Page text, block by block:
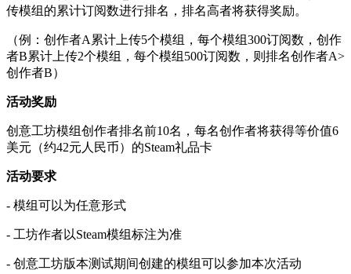
传模组的累计订阅数进行排名，排名高者将获得奖励。
（例：创作者A累计上传5个模组，每个模组300订阅数，创作
者B累计上传2个模组，每个模组500订阅数，则排名创作者A>
创作者B）
活动奖励
创意工坊模组创作者排名前10名，每名创作者将获得等价值6
美元（约42元人民币）的Steam礼品卡
活动要求
- 模组可以为任意形式
- 工坊作者以Steam模组标注为准
- 创意工坊版本测试期间创建的模组可以参加本次活动